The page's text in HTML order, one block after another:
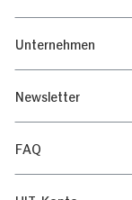
Unternehmen
Newsletter
FAQ